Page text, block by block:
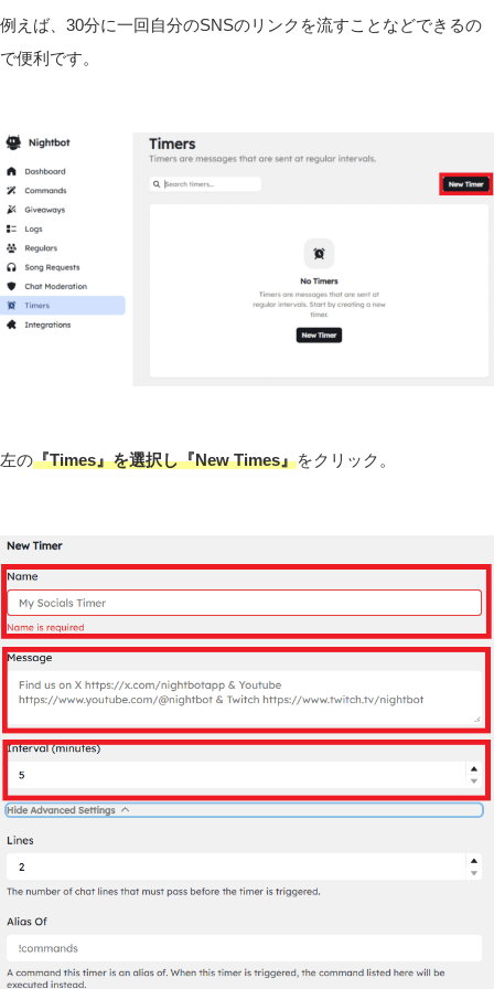
例えば、30分に一回自分のSNSのリンクを流すことなどできるの
で便利です。
左の『Times』を選択し『New Times』をクリック。